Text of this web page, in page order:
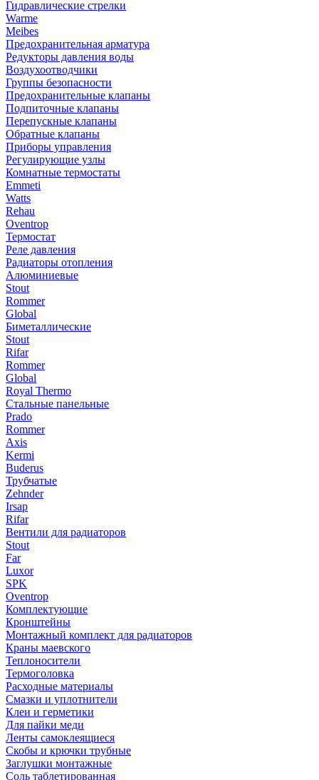
Гидравлические стрелки
Warme
Meibes
Предохранительная арматура
Редукторы давления воды
Воздухоотводчики
Группы безопасности
Предохранительные клапаны
Подпиточные клапаны
Перепускные клапаны
Обратные клапаны
Приборы управления
Регулирующие узлы
Комнатные термостаты
Emmeti
Watts
Rehau
Oventrop
Термостат
Реле давления
Радиаторы отопления
Алюминиевые
Stout
Rommer
Global
Биметаллические
Stout
Rifar
Rommer
Global
Royal Thermo
Стальные панельные
Prado
Rommer
Axis
Kermi
Buderus
Трубчатые
Zehnder
Irsap
Rifar
Вентили для радиаторов
Stout
Far
Luxor
SPK
Oventrop
Комплектующие
Кронштейны
Монтажный комплект для радиаторов
Краны маевского
Теплоносители
Термоголовка
Расходные материалы
Смазки и уплотнители
Клеи и герметики
Для пайки меди
Ленты самоклеящиеся
Скобы и крючки трубные
Заглушки монтажные
Соль таблетированная